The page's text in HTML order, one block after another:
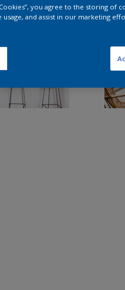
you agree to the storing of
usage, and assist in our marketing